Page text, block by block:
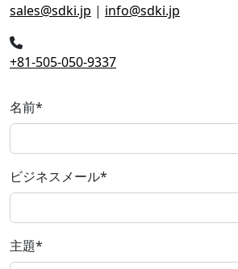
sales@sdki.jp | info@sdki.jp
+81-505-050-9337
名前*
ビジネスメール*
主題*